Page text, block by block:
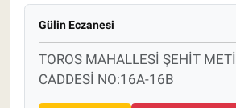
Gülin Eczanesi
TOROS MAHALLESİ ŞEHİT
CADDESİ NO:16A-16B
Dünyada Tarım
Üretici Birlikleri